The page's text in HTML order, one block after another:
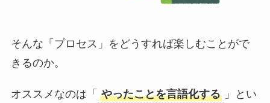
そんな「プロセス」をどうすれば楽しむことがで
きるのか。
オススメなのは「 やったことを言語化する
」とい